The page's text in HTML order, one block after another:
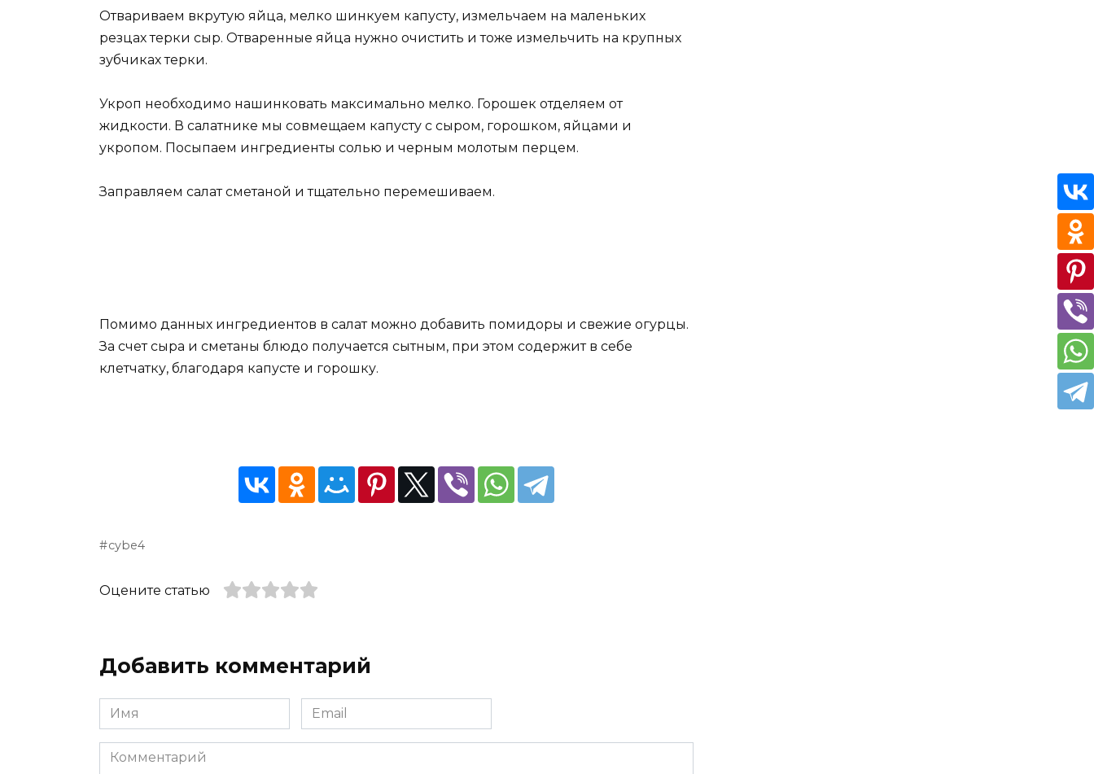
Отвариваем вкрутую яйца, мелко шинкуем капусту, измельчаем на маленьких
резцах терки сыр. Отваренные яйца нужно очистить и тоже измельчить на крупных
зубчиках терки.
Укроп необходимо нашинковать максимально мелко. Горошек отделяем от
жидкости. В салатнике мы совмещаем капусту с сыром, горошком, яйцами и
укропом. Посыпаем ингредиенты солью и черным молотым перцем.
Заправляем салат сметаной и тщательно перемешиваем.
Помимо данных ингредиентов в салат можно добавить помидоры и свежие огурцы.
За счет сыра и сметаны блюдо получается сытным, при этом содержит в себе
клетчатку, благодаря капусте и горошку.
cybe4
Оцените статью
Добавить комментарий
Имя
*
Email
*
Комментарий